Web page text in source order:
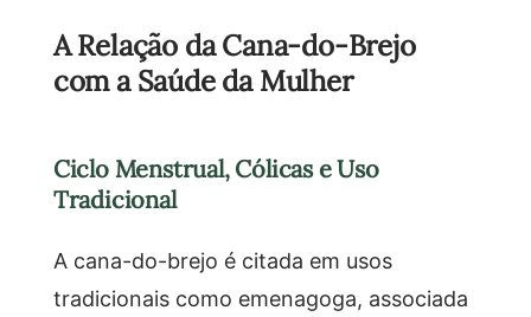
A Relação da Cana-do-Brejo
com a Saúde da Mulher
Ciclo Menstrual, Cólicas e Uso
Tradicional
A cana-do-brejo é citada em usos
tradicionais como emenagoga, associada